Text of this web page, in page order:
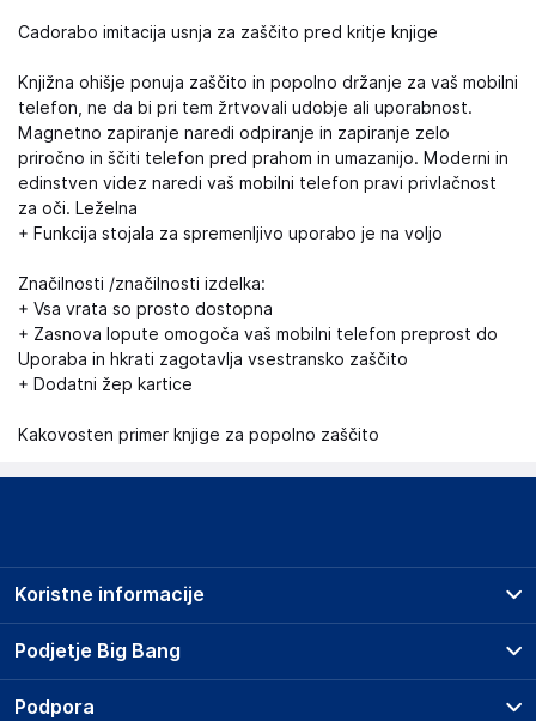
Cadorabo imitacija usnja za zaščito pred kritje knjige
Knjižna ohišje ponuja zaščito in popolno držanje za vaš mobilni
telefon, ne da bi pri tem žrtvovali udobje ali uporabnost.
Magnetno zapiranje naredi odpiranje in zapiranje zelo
priročno in ščiti telefon pred prahom in umazanijo. Moderni in
edinstven videz naredi vaš mobilni telefon pravi privlačnost
za oči. Leželna
+ Funkcija stojala za spremenljivo uporabo je na voljo
Značilnosti /značilnosti izdelka:
+ Vsa vrata so prosto dostopna
+ Zasnova lopute omogoča vaš mobilni telefon preprost do
Uporaba in hkrati zagotavlja vsestransko zaščito
+ Dodatni žep kartice
Kakovosten primer knjige za popolno zaščito
Podjetje Big Bang
O podjetju
Koristne informacije
Prodajna mesta
Storitve
Podpora